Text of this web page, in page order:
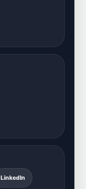
LinkedIn